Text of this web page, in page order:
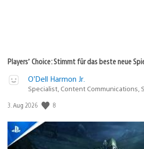
Players’ Choice: Stimmt für das beste neue
O’Dell Harmon Jr.
Specialist, Content Communications,
Veröffentlichungsdatum:
3. Aug 2026 8